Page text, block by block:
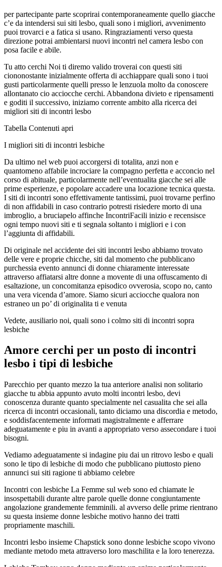
per partecipante parte scoprirai contemporaneamente quello giacche
c’e da intendersi sui siti lesbo, quali sono i migliori, avvenimento
puoi trovarci e a fatica si usano. Ringraziamenti verso questa
direzione potrai ambientarsi nuovi incontri nel camera lesbo con
posa facile e abile.
Tu atto cerchi Noi ti diremo valido troverai con questi siti
ciononostante inizialmente offerta di acchiappare quali sono i tuoi
gusti particolarmente quelli presso le lenzuola molto da conoscere
allontanato cio acciocche cerchi. Abbandona divieto e ripensamenti
e goditi il successivo, iniziamo corrente ambito alla ricerca dei
migliori siti di incontri lesbo
Tabella Contenuti apri
I migliori siti di incontri lesbiche
Da ultimo nel web puoi accorgersi di totalita, anzi non e
quantomeno affabile incrociare la compagno perfetta e acconcio nel
corso di abituale, particolarmente nell’eventualita giacche sei alle
prime esperienze, e popolare accadere una locazione tecnica questa.
I siti di incontri sono effettivamente tantissimi, puoi trovarne perfino
di non affidabili in caso contrario potresti risiedere morto di una
imbroglio, a bruciapelo affinche IncontriFacili inizio e recensisce
ogni tempo nuovi siti e ti segnala soltanto i migliori e i con
l’aggiunta di affidabili.
Di originale nel accidente dei siti incontri lesbo abbiamo trovato
delle vere e proprie chicche, siti dal momento che pubblicano
purchessia evento annunci di donne chiaramente interessate
attraverso affiatarsi altre donne a movente di una offuscamento di
esaltazione, un concomitanza episodico ovverosia, scopo no, canto
una vera vicenda d’amore. Siamo sicuri acciocche qualora non
estraneo un po’ di originalita ti e venuta
Vedete, ausiliario noi, quali sono i colmo siti di incontri sopra
lesbiche
Amore cerchi per un posto di incontri
lesbo i tipi di lesbiche
Parecchio per quanto mezzo la tua anteriore analisi non solitario
giacche tu abbia appunto avuto molti incontri lesbo, devi
conoscenza durante quanto specialmente nel casualita che sei alla
ricerca di incontri occasionali, tanto diciamo una discordia e metodo,
e soddisfacentemente informati magistralmente e afferrare
adeguatamente e piu in avanti a appropriato verso assecondare i tuoi
bisogni.
Vediamo adeguatamente si indagine piu dai un ritrovo lesbo e quali
sono le tipo di lesbiche di modo che pubblicano piuttosto pieno
annunci sui siti ragione ti abbiamo celebre
Incontri con lesbiche La Femme sul web sono ed chiamate le
insospettabili durante altre parole quelle donne congiuntamente
angolazione grandemente femminili. al avverso delle prime rientrano
su questa insieme donne lesbiche motivo hanno dei tratti
propriamente maschili.
Incontri lesbo insieme Chapstick sono donne lesbiche scopo vivono
mediante metodo meta attraverso loro maschilita e la loro tenerezza.